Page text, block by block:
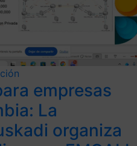
empresas
La
organiza